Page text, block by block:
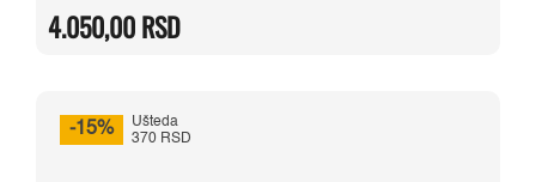
bila:
5.610,00 RSD.
4.050,00RSD
4.050,00 RSD.
-15%
Ušteda
370 RSD